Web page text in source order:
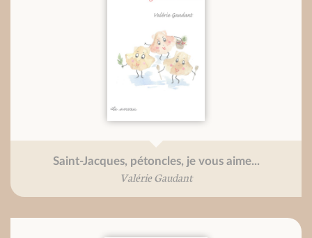
Saint-Jacques, pétoncles, je vous aime...
Valérie Gaudant